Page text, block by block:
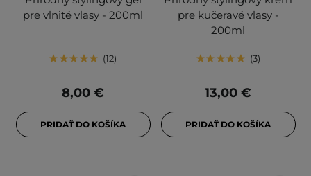
pre vlnité vlasy - 200ml
12
8,00 €
PRIDAŤ DO KOŠÍKA
pre kučeravé vlasy -
200ml
3
13,00 €
PRIDAŤ DO KOŠÍKA